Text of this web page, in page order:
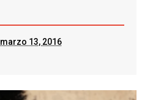
marzo 13, 2016